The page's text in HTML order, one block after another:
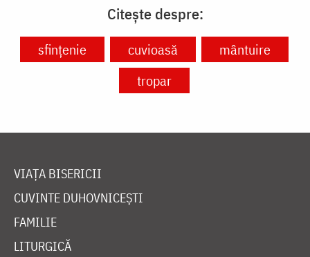
Citește despre:
sfințenie cuvioasă
mântuire
tropar
VIAȚA BISERICII
CUVINTE DUHOVNICEȘTI
FAMILIE
LITURGICĂ